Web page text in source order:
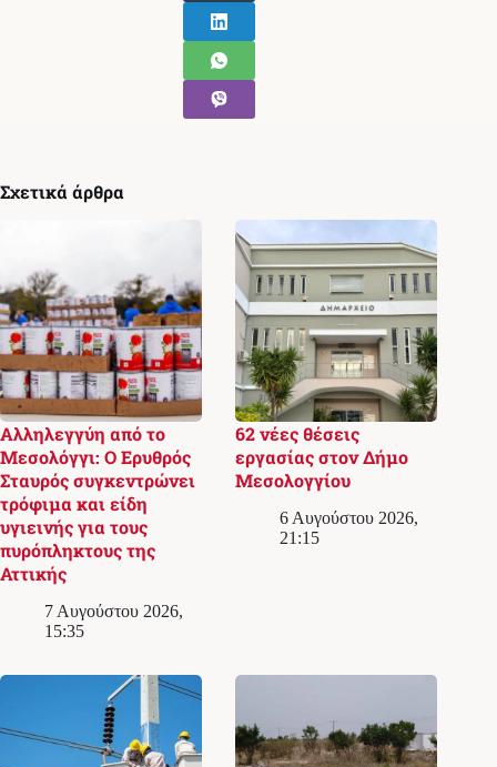
Σχετικά άρθρα
Αλληλεγγύη από το
Μεσολόγγι: Ο Ερυθρός
Σταυρός συγκεντρώνει
τρόφιμα και είδη
υγιεινής για τους
πυρόπληκτους της
Αττικής
7 Αυγούστου 2026,
15:35
62 νέες θέσεις
εργασίας στον Δήμο
Μεσολογγίου
6 Αυγούστου 2026,
21:15